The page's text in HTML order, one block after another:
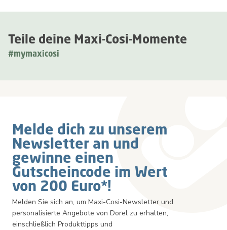
Teile deine Maxi-Cosi-Momente
#mymaxicosi
Melde dich zu unserem
Newsletter an und
gewinne einen
Gutscheincode im Wert
von 200 Euro*!
Melden Sie sich an, um Maxi-Cosi-Newsletter und
personalisierte Angebote von Dorel zu erhalten,
einschließlich Produkttipps und